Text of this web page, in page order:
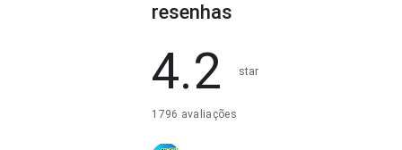
resenhas
4.2 star
1796 avaliações